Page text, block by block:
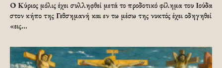
Ο Κύριος μόλις έχει συλληφθεί μετά το προδοτικό φίλημα του Ιούδα
στον κήπο της Γεθσημανή και εν τω μέσω της νυκτός έχει οδηγηθεί
«εις...